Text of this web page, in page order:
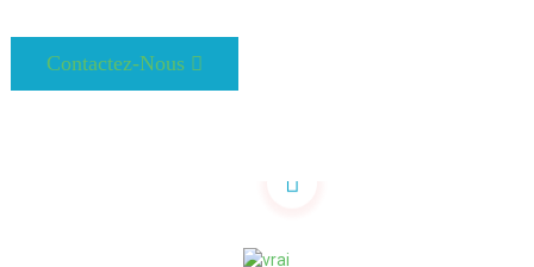
Contactez-Nous